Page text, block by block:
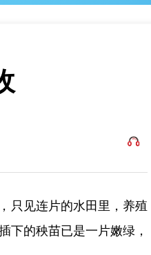
只见连片的水田里，养殖
下的秧苗已是一片嫩绿，